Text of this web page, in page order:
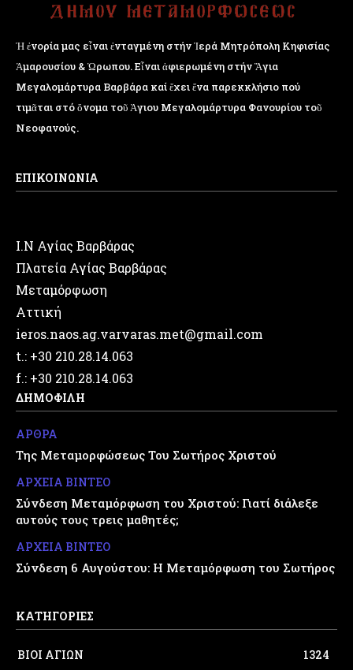
Ἡ ἐνορία μας εἶναι ἐνταγμένη στήν Ἱερά Μητρόπολη Κηφισίας
Ἁμαρουσίου & Ὠρωπου. Εἶναι ἀφιερωμένη στήν Ἅγια
Μεγαλομάρτυρα Βαρβάρα καί ἔχει ἕνα παρεκκλήσιο πού
τιμᾶται στό ὄνομα τοῦ Ἁγιου Μεγαλομάρτυρα Φανουρίου τοῦ
Νεοφανούς.
ΕΠΙΚΟΙΝΩΝΙΑ
Ι.Ν Αγίας Βαρβάρας
Πλατεία Αγίας Βαρβάρας
Μεταμόρφωση
Αττική
ieros.naos.ag.varvaras.met@gmail.com
t.: +30 210.28.14.063
f.: +30 210.28.14.063
ΔΗΜΟΦΙΛΗ
ΑΡΘΡΑ
Της Μεταμορφώσεως Του Σωτήρος Χριστού
ΑΡΧΕΙΑ ΒΙΝΤΕΟ
Σύνδεση Μεταμόρφωση του Χριστού: Γιατί διάλεξε
αυτούς τους τρεις μαθητές;
ΑΡΧΕΙΑ ΒΙΝΤΕΟ
Σύνδεση 6 Αυγούστου: Η Μεταμόρφωση του Σωτήρος
ΚΑΤΗΓΟΡΙΕΣ
ΒΙΟΙ ΑΓΙΩΝ 1324